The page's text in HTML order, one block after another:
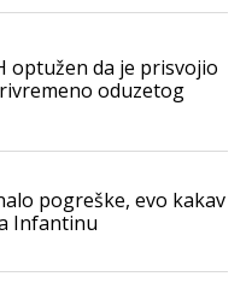
optužen da je prisvojio
oduzetog
pogreške, evo kakav
Infantinu